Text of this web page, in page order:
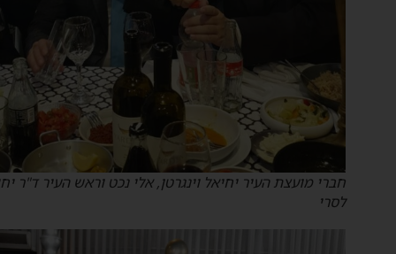
חברי מועצת העיר יחיאל וינגרטן, אלי נכט וראש העיר ד"ר יחיאל
לסרי